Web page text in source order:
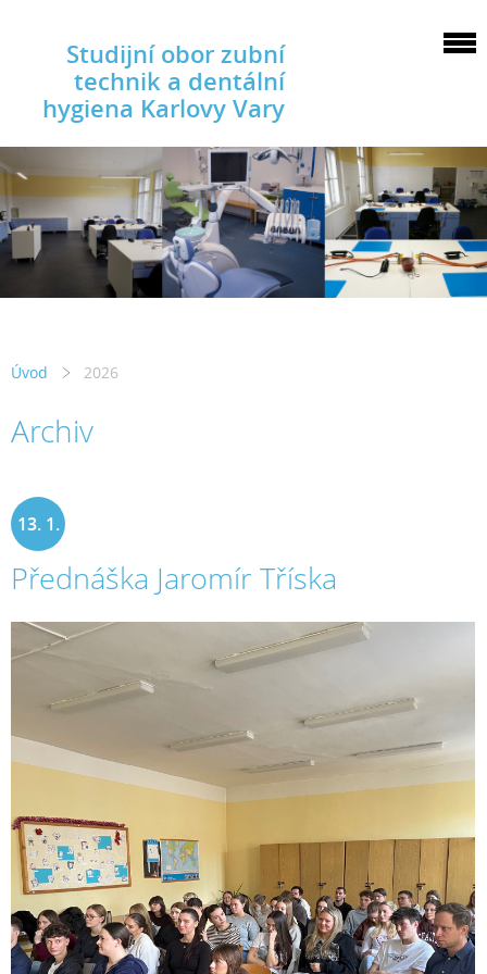
Studijní obor zubní
technik a dentální
hygiena Karlovy Vary
Úvod 2026
Archiv
13. 1.
2026
Přednáška Jaromír Tříska